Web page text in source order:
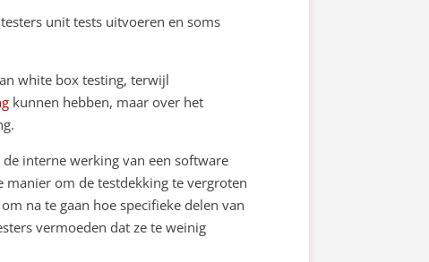
unit tests uitvoeren en soms
white box testing, terwijl
kunnen hebben, maar over het
interne werking van een software
om de testdekking te vergroten
na te gaan hoe specifieke delen van
vermoeden dat ze te weinig